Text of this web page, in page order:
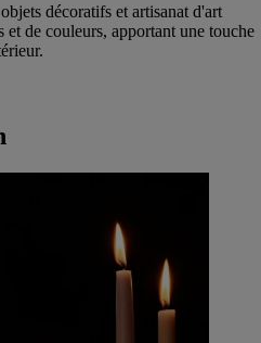
décoratifs et artisanat d'art
et de couleurs, apportant une touche